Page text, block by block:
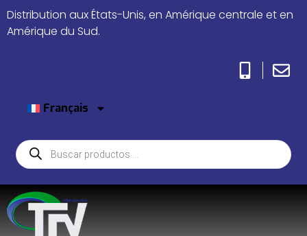
Distribution aux États-Unis, en Amérique centrale et en
Amérique du Sud.
Français